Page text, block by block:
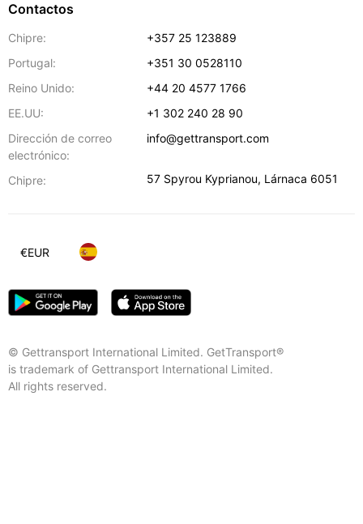
Contactos
Chipre:
+357 25 123889
Portugal:
+351 30 0528110
Reino Unido:
+44 20 4577 1766
EE.UU:
+1 302 240 28 90
Dirección de correo
electrónico:
info@gettransport.com
Chipre: 57 Spyrou Kyprianou, Lárnaca 6051
© Gettransport International Limited. GetTransport®
is trademark of Gettransport International Limited.
All rights reserved.
€EUR